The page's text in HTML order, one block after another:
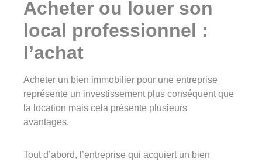
Acheter ou louer son
local professionnel :
l’achat
Acheter un bien immobilier pour une entreprise
représente un investissement plus conséquent que
la location mais cela présente plusieurs
avantages.
Tout d’abord, l’entreprise qui acquiert un bien